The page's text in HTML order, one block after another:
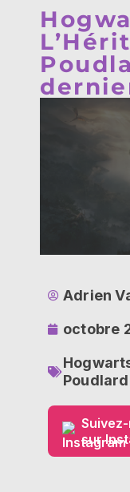
Adrien
octobre
Poudlard
sur